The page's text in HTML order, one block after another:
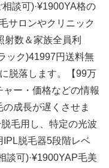
談可)·¥1900YA格の
サロンやクリニック
射数＆家族全員利
ック)41997円送料無
脱落します。【99万
ー・価格などの情報
成長が遅くさせま
毛用し、特定の光波
脱毛器5段階レベ
談可)·¥1900YAP毛美